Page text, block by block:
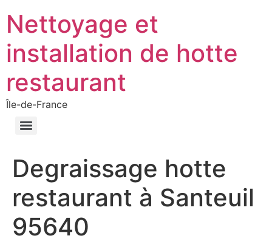
Nettoyage et
installation de hotte
restaurant
Île-de-France
Degraissage hotte
restaurant à Santeuil
95640